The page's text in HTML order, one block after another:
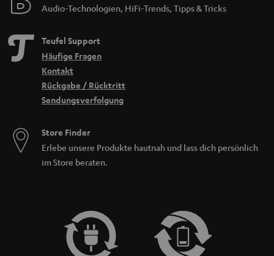
Audio-Technologien, HiFi-Trends, Tipps & Tricks
Teufel Support
Häufige Fragen
Kontakt
Rückgabe / Rücktritt
Sendungsverfolgung
Store Finder
Erlebe unsere Produkte hautnah und lass dich persönlich
im Store beraten.